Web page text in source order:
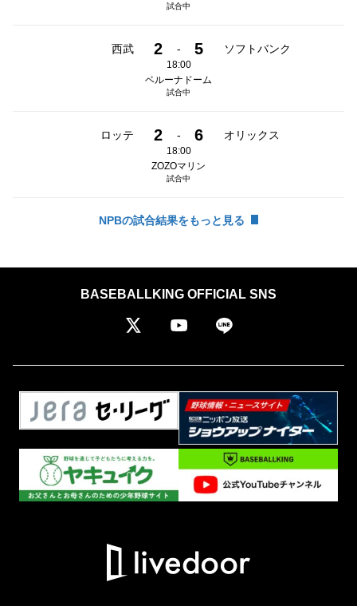
試合中
西武 2 - 5 ソフトバンク
18:00
ベルーナドーム
試合中
ロッテ 2 - 6 オリックス
18:00
ZOZOマリン
試合中
NPBの試合結果をもっと見る
BASEBALLKING OFFICIAL SNS